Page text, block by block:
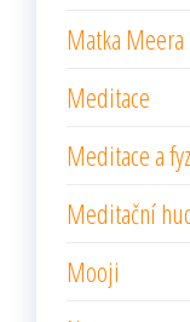
Matka Meera
Meditace
Meditace a
Meditační
Mooji